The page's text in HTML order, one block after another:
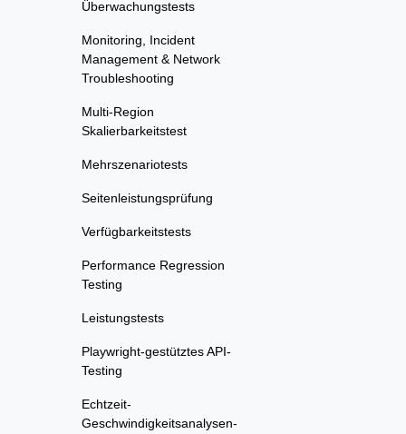
Überwachungstests
Monitoring, Incident
Management & Network
Troubleshooting
Multi-Region
Skalierbarkeitstest
Mehrszenariotests
Seitenleistungsprüfung
Verfügbarkeitstests
Performance Regression
Testing
Leistungstests
Playwright-gestütztes API-
Testing
Echtzeit-
Geschwindigkeitsanalysen-